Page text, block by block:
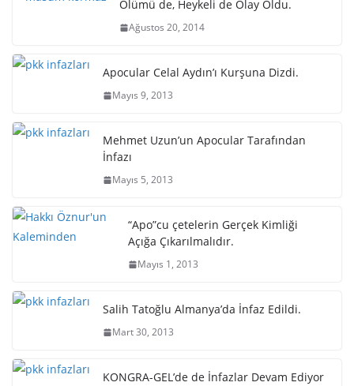
Ölümü de, Heykeli de Olay Oldu.
Ağustos 20, 2014
Apocular Celal Aydın’ı Kurşuna Dizdi.
Mayıs 9, 2013
Mehmet Uzun’un Apocular Tarafından
İnfazı
Mayıs 5, 2013
“Apo”cu çetelerin Gerçek Kimliği
Açığa Çıkarılmalıdır.
Mayıs 1, 2013
Salih Tatoğlu Almanya’da İnfaz Edildi.
Mart 30, 2013
KONGRA-GEL’de de İnfazlar Devam Ediyor